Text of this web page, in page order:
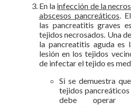
En la infección de la
abscesos pancreáticos .
las pancreatitis graves
tejidos necrosados. Una
la pancreatitis aguda es
lesión en los tejidos
de infectar el tejido es
Si se demuestra
tejidos
debe operar